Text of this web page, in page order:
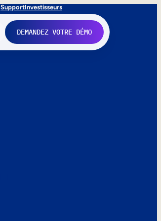
SupportInvestisseurs
DEMANDEZ VOTRE DÉMO